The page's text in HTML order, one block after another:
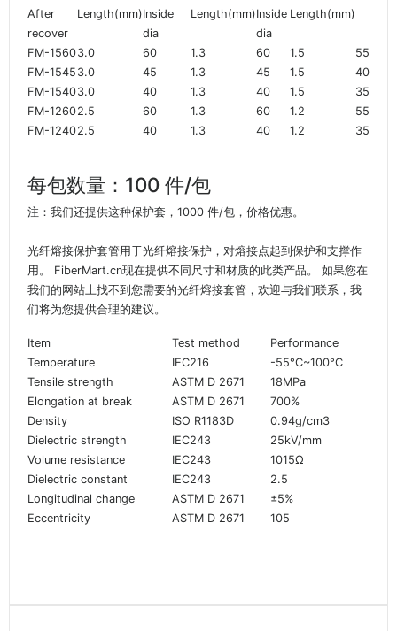
After
recover
Length(mm)Inside
dia
Length(mm)Inside
dia
Length(mm)
FM-15603.0 60 1.3 60 1.5
55
FM-1545 3.0 45 1.3 45 1.5
40
FM-15403.0 40 1.3 40 1.5
35
FM-12602.5 60 1.3 60 1.2
55
FM-12402.5 40 1.3 40 1.2 35
每包数量：100 件/包
注：我们还提供这种保护套，1000 件/包，价格优惠。
光纤熔接保护套管用于光纤熔接保护，对熔接点起到保护和支撑作
用。 FiberMart.cn现在提供不同尺寸和材质的此类产品。 如果您在
我们的网站上找不到您需要的光纤熔接套管，欢迎与我们联系，我
们将为您提供合理的建议。
Item Test method
Performance
Temperature
IEC216
-55°C~100°C
Tensile strength
ASTM D 2671
18MPa
Elongation at break
ASTM D 2671
700%
Density
ISO R1183D
0.94g/cm3
Dielectric strength
IEC243
25kV/mm
Volume resistance
IEC243
1015Ω
Dielectric constant
IEC243
2.5
Longitudinal change
ASTM D 2671
±5%
Eccentricity
ASTM D 2671 105